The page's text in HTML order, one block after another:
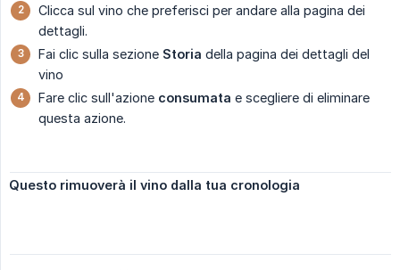
Clicca sul vino che preferisci per andare alla pagina dei
dettagli.
Fai clic sulla sezione Storia della pagina dei dettagli del
vino
Fare clic sull'azione consumata e scegliere di eliminare
questa azione.
Questo rimuoverà il vino dalla tua cronologia